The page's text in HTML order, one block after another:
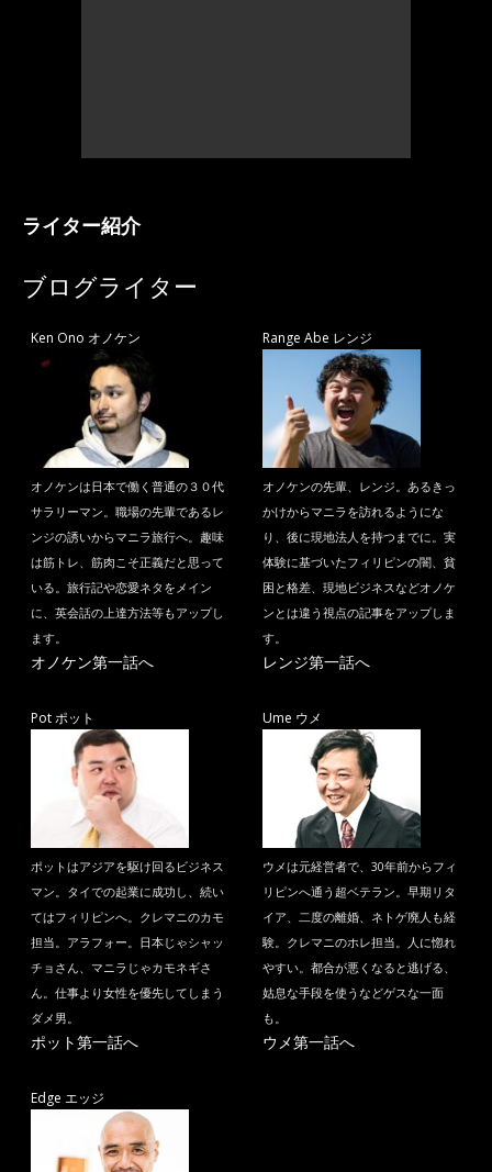
ライター紹介
ブログライター
Ken Ono オノケン
オノケンは日本で働く普通の３０代
サラリーマン。職場の先輩であるレ
ンジの誘いからマニラ旅行へ。趣味
は筋トレ、筋肉こそ正義だと思って
いる。旅行記や恋愛ネタをメイン
に、英会話の上達方法等もアップし
ます。
オノケン第一話へ
Range Abe レンジ
オノケンの先輩、レンジ。あるきっ
かけからマニラを訪れるようにな
り、後に現地法人を持つまでに。実
体験に基づいたフィリピンの闇、貧
困と格差、現地ビジネスなどオノケ
ンとは違う視点の記事をアップしま
す。
レンジ第一話へ
Pot ポット
ポットはアジアを駆け回るビジネス
マン。タイでの起業に成功し、続い
てはフィリピンへ。クレマニのカモ
担当。アラフォー。日本じゃシャッ
チョさん、マニラじゃカモネギさ
ん。仕事より女性を優先してしまう
ダメ男。
ポット第一話へ
Ume ウメ
ウメは元経営者で、30年前からフィ
リピンへ通う超ベテラン。早期リタ
イア、二度の離婚、ネトゲ廃人も経
験。クレマニのホレ担当。人に惚れ
やすい。都合が悪くなると逃げる、
姑息な手段を使うなどゲスな一面
も。
ウメ第一話へ
Edge エッジ